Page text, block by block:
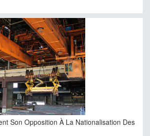
Son Opposition À La Nationalisation Des